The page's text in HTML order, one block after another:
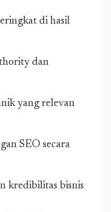
di hasil
dan
yang relevan
SEO secara
kredibilitas bisnis